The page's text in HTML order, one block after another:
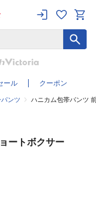
ール クーポン
ンツ ハニカム包帯パンツ
ートボクサー